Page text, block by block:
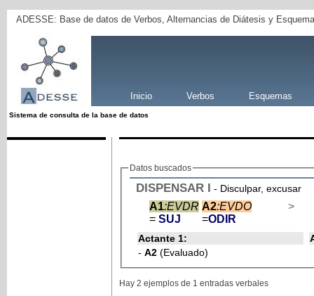
ADESSE: Base de datos de Verbos, Alternancias de Diátesis y
Inicio Verbos Esquemas
Sistema de consulta de la base de datos
Datos buscados
DISPENSAR I - Disculpar, excusar
A1:EVDR
= SUJ
A2:EVDO
=ODIR
>
Actante 1:
- A2 (Evaluado)
Hay 2 ejemplos de 1 entradas verbales